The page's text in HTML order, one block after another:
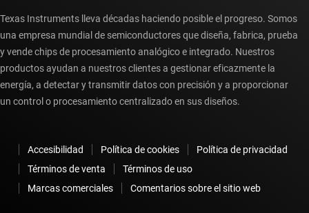
Texas Instruments lleva décadas haciendo posible el progreso. Somos
una empresa mundial de semiconductores que diseña, fabrica, prueba
y vende chips de procesamiento analógico e integrado. Nuestros
productos ayudan a nuestros clientes a gestionar eficazmente la
energía, a detectar y transmitir datos con precisión y a proporcionar
un control o procesamiento centralizado en sus diseños.
Accesibilidad Política de cookies
Política de privacidad
Términos de venta
Términos de uso
Marcas comerciales
Comentarios sobre el sitio web